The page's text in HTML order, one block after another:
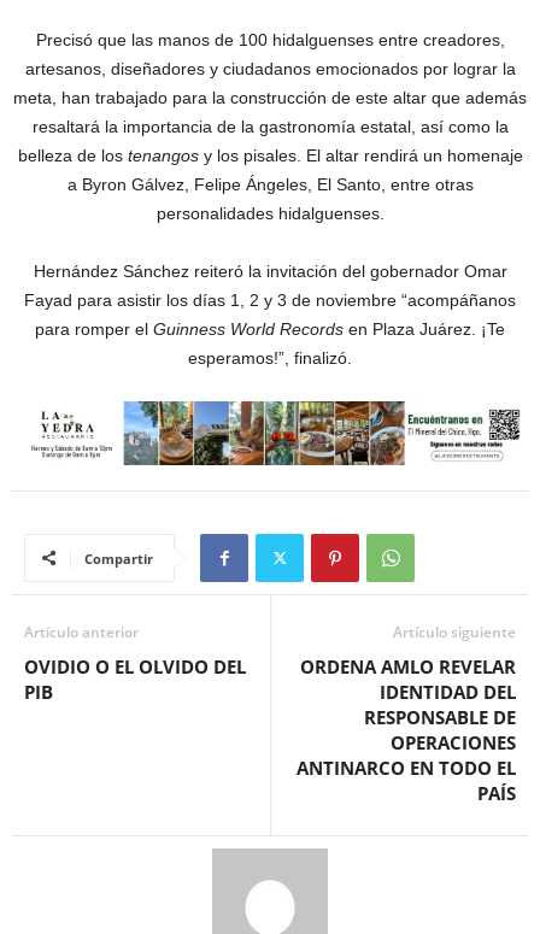
Precisó que las manos de 100 hidalguenses entre creadores,
artesanos, diseñadores y ciudadanos emocionados por lograr la
meta, han trabajado para la construcción de este altar que además
resaltará la importancia de la gastronomía estatal, así como la
belleza de los tenangosy los pisales. El altar rendirá un homenaje
a Byron Gálvez, Felipe Ángeles, El Santo, entre otras
personalidades hidalguenses.
Hernández Sánchez reiteró la invitación del gobernador Omar
Fayad para asistir los días 1, 2 y 3 de noviembre “acompáñanos
para romper el Guinness World Records en Plaza Juárez. ¡Te
esperamos!”, finalizó.
Compartir
Artículo anterior
OVIDIO O EL OLVIDO DEL
PIB
Artículo siguiente
ORDENA AMLO REVELAR
IDENTIDAD DEL
RESPONSABLE DE
OPERACIONES
ANTINARCO EN TODO EL
PAÍS